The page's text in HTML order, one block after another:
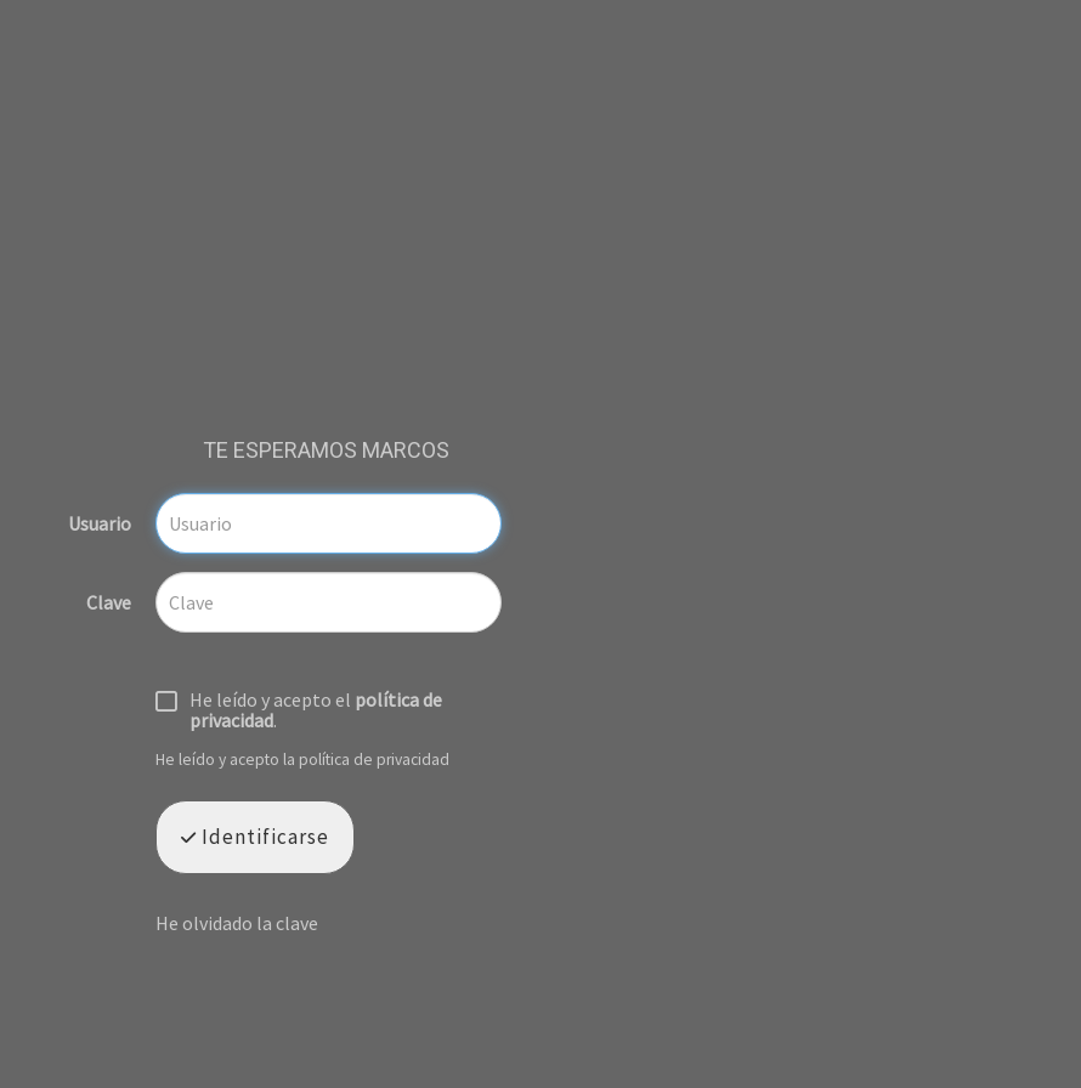
TE ESPERAMOS MARCOS
Usuario
Clave
He leído y acepto el política de
privacidad.
He leído y acepto la política de privacidad
Identificarse
He olvidado la clave